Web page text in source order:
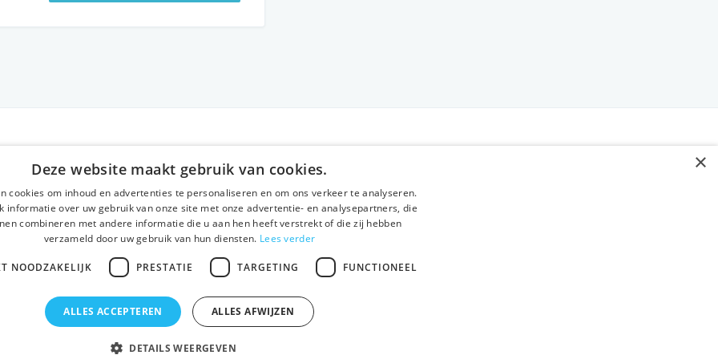
voorwaarden
Rondleidingen
Dagprogramma
Ghent History Tour
Activiteiten
Instagram
LinkedIn
×
Deze website maakt gebruik van cookies.
cookies om inhoud en advertenties te personaliseren en om ons verkeer te analyseren.
informatie over uw gebruik van onze site met onze advertentie- en analysepartners, die
combineren met andere informatie die u aan hen heeft verstrekt of die zij hebben
verzameld door uw gebruik van hun diensten. Lees verder
NOODZAKELIJK PRESTATIE TARGETING FUNCTIONEEL
ALLES ACCEPTEREN ALLES AFWIJZEN
DETAILS WEERGEVEN